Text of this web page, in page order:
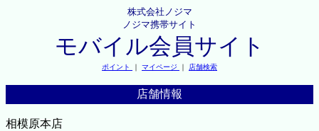
株式会社ノジマ
ノジマ携帯サイト
モバイル会員サイト
ポイント ｜ マイページ ｜ 店舗検索
店舗情報
相模原本店